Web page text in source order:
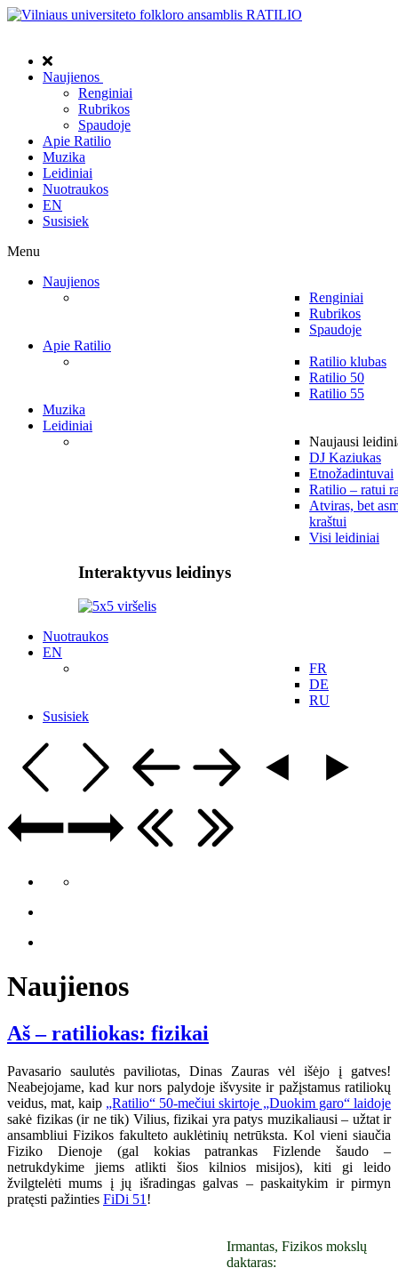
Naujienos
Renginiai
Rubrikos
Spaudoje
Apie Ratilio
Muzika
Leidiniai
Nuotraukos
EN
Susisiek
Menu
Naujienos
Renginiai
Rubrikos
Spaudoje
Apie Ratilio
Ratilio klubas
Ratilio 50
Ratilio 55
Muzika
Leidiniai
Naujausi
DJ Kaziukas
Etnožadintuvai
Ratilio – ratui
Atviras, bet
kraštui
Visi leidiniai
Interaktyvus leidinys
Nuotraukos
EN
FR
DE
RU
Susisiek
Naujienos
Aš – ratiliokas: fizikai
Pavasario saulutės paviliotas, Dinas Zauras vėl išėjo į gatves!
Neabejojame, kad kur nors palydoje išvysite ir pažįstamus ratiliokų
veidus, mat, kaip „Ratilio“ 50-mečiui skirtoje „Duokim garo“ laidoje
sakė fizikas (ir ne tik) Vilius, fizikai yra patys muzikaliausi – užtat ir
ansambliui Fizikos fakulteto auklėtinių netrūksta. Kol vieni siaučia
Fiziko Dienoje (gal kokias patrankas Fizlende šaudo –
netrukdykime jiems atlikti šios kilnios misijos), kiti gi leido
žvilgtelėti mums į jų išradingas galvas – paskaitykim ir pirmyn
pratęsti pažinties FiDi 51 !
Irmantas, Fizikos mokslų
daktaras: